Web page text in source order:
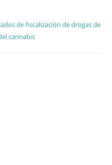
de fiscalización de drogas de
cannabis